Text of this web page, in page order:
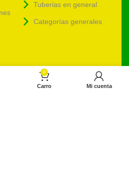
Tuberias en general
Categorías generales
0
Carro Mi cuenta